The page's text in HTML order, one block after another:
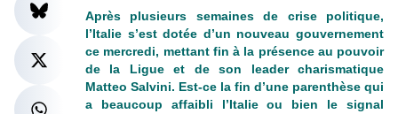
Après plusieurs semaines de crise politique,
l’Italie s’est dotée d’un nouveau gouvernement
ce mercredi, mettant fin à la présence au pouvoir
de la Ligue et de son leader charismatique
Matteo Salvini. Est-ce la fin d’une parenthèse qui
a beaucoup affaibli l’Italie ou bien le signal